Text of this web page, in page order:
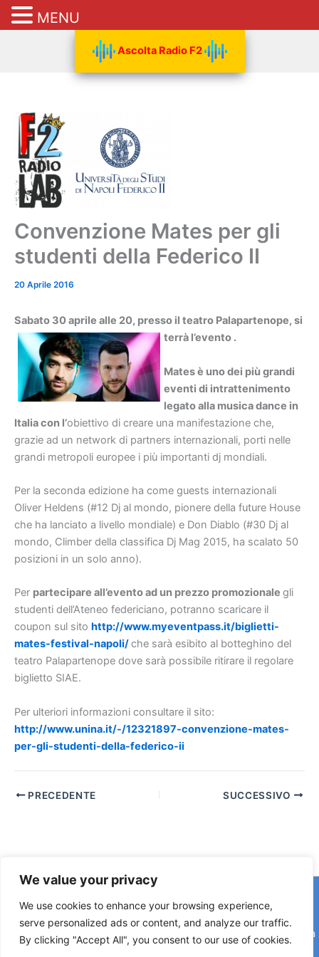
We value your privacy
We use cookies to enhance your browsing experience,
serve personalized ads or content, and analyze our traffic.
By clicking "Accept All", you consent to our use of cookies.
Ascolta Radio F2
Convenzione Mates per gli
studenti della Federico II
20 Aprile 2016
Sabato 30 aprile alle 20, presso il teatro Palapartenope, si
terrà l’evento .
Mates è uno dei più grandi
eventi di intrattenimento
legato alla musica dance in
Italia con l’obiettivo di creare una manifestazione che,
grazie ad un network di partners internazionali, porti nelle
grandi metropoli europee i più importanti dj mondiali.
Per la seconda edizione ha come guests internazionali
Oliver Heldens (#12 Dj al mondo, pionere della future House
che ha lanciato a livello mondiale) e Don Diablo (#30 Dj al
mondo, Climber della classifica Dj Mag 2015, ha scalato 50
posizioni in un solo anno).
Per partecipare all’evento ad un prezzo promozionale gli
studenti dell’Ateneo federiciano, potranno scaricare il
coupon sul sito http://www.myeventpass.it/biglietti-
mates-festival-napoli/che sarà esibito al botteghino del
teatro Palapartenope dove sarà possibile ritirare il regolare
biglietto SIAE.
Per ulteriori informazioni consultare il sito:
http://www.unina.it/-/12321897-convenzione-mates-
per-gli-studenti-della-federico-ii
PRECEDENTE SUCCESSIVO
Copyright © 2026 © F2 Radio Lab - Università degli Studi di
Napoli Federico II è una testata registrata presso il Tribunale di
Napoli. Aut. n.58 30-06-2006 Licenza SIAE n. 508/I/639 Società
MENU